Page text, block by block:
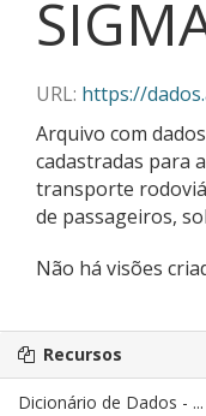
URL: https://dados.antt.gov.br/dataset/a8729428-f382-
Arquivo com
cadastradas para
transporte
de passageiros,
Não há visões
Recursos
Dicionário de Dados - ...